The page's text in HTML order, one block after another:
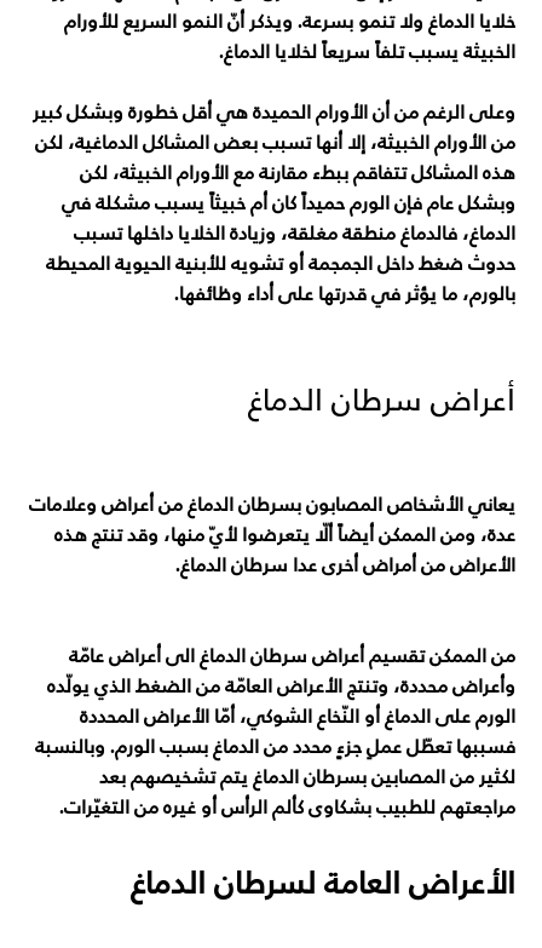
خلايا الدماغ ولا تنمو بسرعة. ويذكر أنّ النمو السريع للأورام
الخبيثة يسبب تلفاً سريعاً لخلايا الدماغ.
وعلى الرغم من أن الأورام الحميدة هي أقل خطورة وبشكل كبير
من الأورام الخبيثة، إلا أنها تسبب بعض المشاكل الدماغية، لكن
هذه المشاكل تتفاقم ببطء مقارنة مع الأورام الخبيثة، لكن
وبشكل عام فإن الورم حميداً كان أم خبيثاً يسبب مشكلة في
الدماغ، فالدماغ منطقة مغلقة، وزيادة الخلايا داخلها تسبب
حدوث ضغط داخل الجمجمة أو تشويه للأبنية الحيوية المحيطة
بالورم، ما يؤثر في قدرتها على أداء وظائفها.
أعراض سرطان الدماغ
يعاني الأشخاص المصابون بسرطان الدماغ من أعراض وعلامات
عدة، ومن الممكن أيضاً ألّا يتعرضوا لأيّ منها، وقد تنتج هذه
الأعراض من أمراض أخرى عدا سرطان الدماغ.
من الممكن تقسيم أعراض سرطان الدماغ الى أعراض عامّة
وأعراض محددة، وتنتج الأعراض العامّة من الضغط الذي يولّده
الورم على الدماغ أو النّخاع الشوكي، أمّا الأعراض المحددة
فسببها تعطّل عملِ جزءٍ محدد من الدماغ بسبب الورم. وبالنسبة
لكثير من المصابين بسرطان الدماغ يتم تشخيصهم بعد
مراجعتهم للطبيب بشكاوى كألم الرأس أو غيره من التغيّرات.
الأعراض العامة لسرطان الدماغ